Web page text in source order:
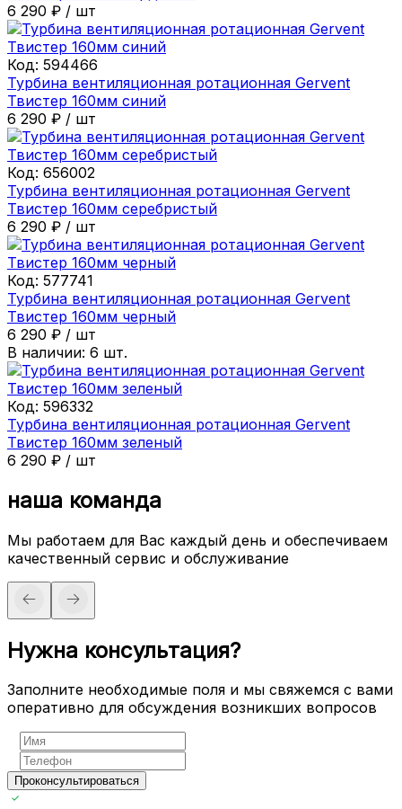
6 290 ₽ / шт
Код: 594466
Турбина вентиляционная ротационная Gervent
Твистер 160мм синий
6 290 ₽ / шт
Код: 656002
Турбина вентиляционная ротационная Gervent
Твистер 160мм серебристый
6 290 ₽ / шт
Код: 577741
Турбина вентиляционная ротационная Gervent
Твистер 160мм черный
6 290 ₽ / шт
В наличии: 6 шт.
Код: 596332
Турбина вентиляционная ротационная Gervent
Твистер 160мм зеленый
6 290 ₽ / шт
наша команда
Мы работаем для Вас каждый день и обеспечиваем
качественный сервис и обслуживание
Нужна консультация?
Заполните необходимые поля и мы свяжемся с вами
оперативно для обсуждения возникших вопросов
Проконсультироваться